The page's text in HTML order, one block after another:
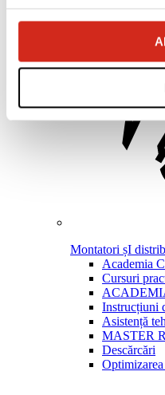
Montatori șI
Academia
Cursuri
Instrucțiuni
Asistență
MASTER
Descărcări